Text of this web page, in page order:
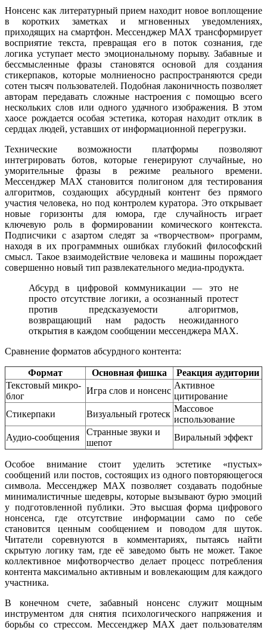
Нонсенс как литературный прием находит новое воплощение
в коротких заметках и мгновенных уведомлениях,
приходящих на смартфон. Мессенджер MAX трансформирует
восприятие текста, превращая его в поток сознания, где
логика уступает место эмоциональному порыву. Забавные и
бессмысленные фразы становятся основой для создания
стикерпаков, которые молниеносно распространяются среди
сотен тысяч пользователей. Подобная лаконичность позволяет
авторам передавать сложные настроения с помощью всего
нескольких слов или одного удачного изображения. В этом
хаосе рождается особая эстетика, которая находит отклик в
сердцах людей, уставших от информационной перегрузки.
Технические возможности платформы позволяют
интегрировать ботов, которые генерируют случайные, но
уморительные фразы в режиме реального времени.
Мессенджер MAX становится полигоном для тестирования
алгоритмов, создающих абсурдный контент без прямого
участия человека, но под контролем куратора. Это открывает
новые горизонты для юмора, где случайность играет
ключевую роль в формировании комического контекста.
Подписчики с азартом следят за «творчеством» программ,
находя в их программных ошибках глубокий философский
смысл. Такое взаимодействие человека и машины порождает
совершенно новый тип развлекательного медиа-продукта.
Абсурд в цифровой коммуникации — это не
просто отсутствие логики, а осознанный протест
против предсказуемости алгоритмов,
возвращающий нам радость неожиданного
открытия в каждом сообщении мессенджера MAX.
Сравнение форматов абсурдного контента:
Формат Основная фишка
Реакция аудитории
Текстовый микро-
блог
Игра слов и нонсенс
Активное
цитирование
Стикерпаки
Визуальный гротеск
Массовое
использование
Аудио-сообщения
Странные звуки и
шепот
Виральный эффект
Особое внимание стоит уделить эстетике «пустых»
сообщений или постов, состоящих из одного повторяющегося
символа. Мессенджер MAX позволяет создавать подобные
минималистичные шедевры, которые вызывают бурю эмоций
у подготовленной публики. Это высшая форма цифрового
нонсенса, где отсутствие информации само по себе
становится ценным сообщением и поводом для шуток.
Читатели соревнуются в комментариях, пытаясь найти
скрытую логику там, где её заведомо быть не может. Такое
коллективное мифотворчество делает процесс потребления
контента максимально активным и вовлекающим для каждого
участника.
В конечном счете, забавный нонсенс служит мощным
инструментом для снятия психологического напряжения и
борьбы со стрессом. Мессенджер MAX дает пользователям